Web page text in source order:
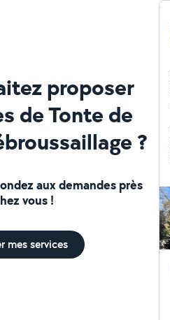
proposer
de Tonte de
?
aux demandes près
vous !
mes services